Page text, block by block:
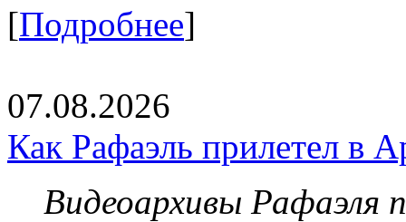
[Подробнее]
07.08.2026
Как Рафаэль прилетел в
Видеоархивы Рафаэля